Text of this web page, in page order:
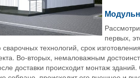
первых,
технологий, срок
Во-вторых, немаловажным
доставки происходит монтаж